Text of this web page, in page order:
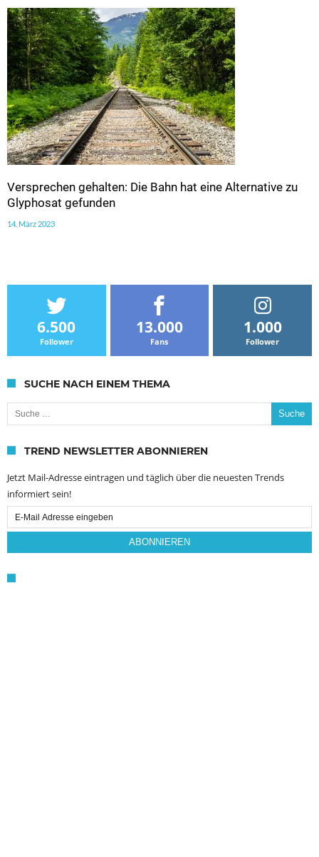
Versprechen gehalten: Die Bahn hat eine Alternative zu
Glyphosat gefunden
14. März 2023
6.500
Follower
13.000
Fans
1.000
Follower
SUCHE NACH EINEM THEMA
Suche nach:
TREND NEWSLETTER ABONNIEREN
Jetzt Mail-Adresse eintragen und täglich über die neuesten Trends
informiert sein!
Email
Subscription
ABONNIEREN